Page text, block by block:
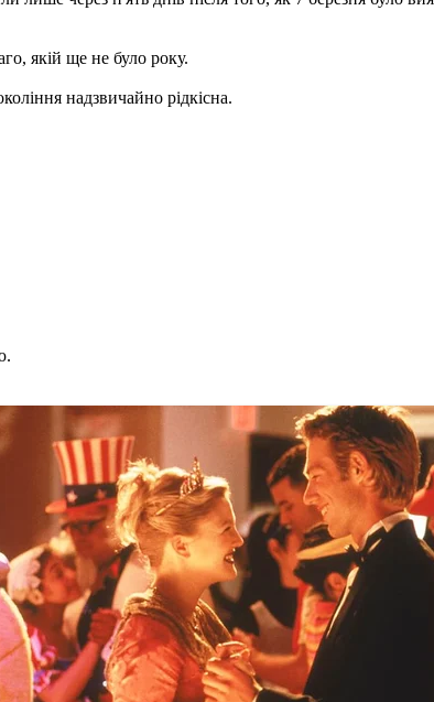
якій ще не було року.
надзвичайно рідкісна.